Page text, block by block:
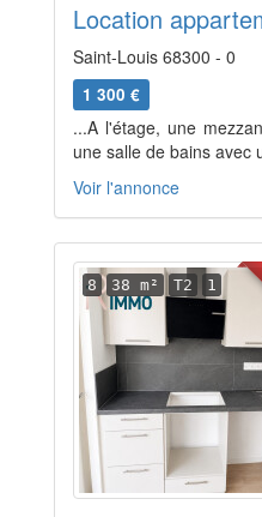
Location
Saint-Louis 68300 - 0
1 300 €
...A l'étage, une
une salle de bains avec
Voir l'annonce
8 38 m² T2 1